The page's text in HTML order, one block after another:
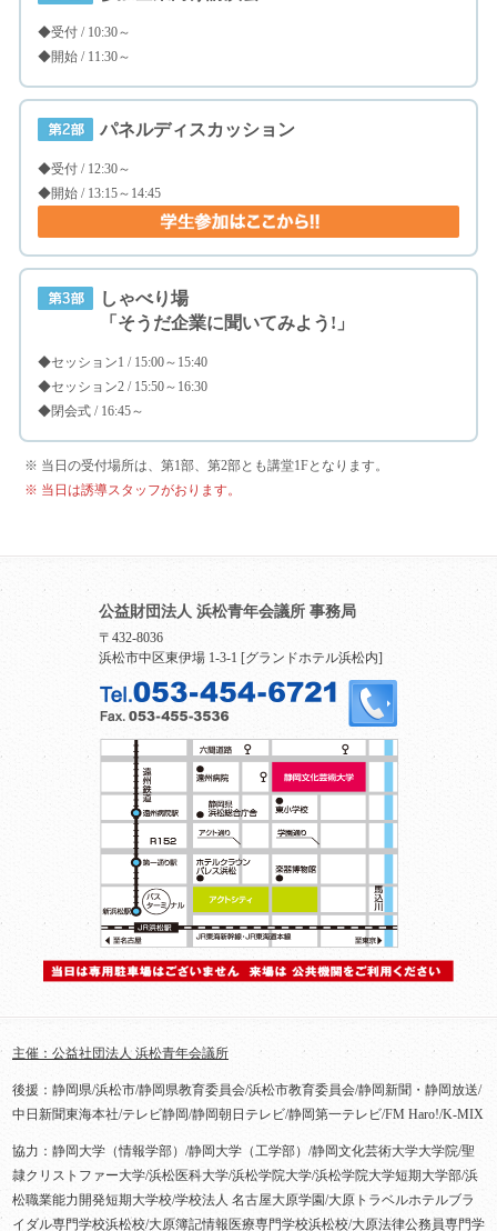
◆受付 / 10:30～
◆開始 / 11:30～
パネルディスカッション
◆受付 / 12:30～
◆開始 / 13:15～14:45
しゃべり場
「そうだ企業に聞いてみよう!」
◆セッション1 / 15:00～15:40
◆セッション2 / 15:50～16:30
◆閉会式 / 16:45～
※ 当日の受付場所は、第1部、第2部とも講堂1Fとなります。
※ 当日は誘導スタッフがおります。
公益財団法人 浜松青年会議所 事務局
〒432-8036
浜松市中区東伊場 1-3-1 [グランドホテル浜松内]
主催：公益社団法人 浜松青年会議所
後援：静岡県/浜松市/静岡県教育委員会/浜松市教育委員会/静岡新聞・静岡放送/
中日新聞東海本社/テレビ静岡/静岡朝日テレビ/静岡第一テレビ/FM Haro!/K-MIX
協力：静岡大学（情報学部）/静岡大学（工学部）/静岡文化芸術大学大学院/聖
隷クリストファー大学/浜松医科大学/浜松学院大学/浜松学院大学短期大学部/浜
松職業能力開発短期大学校/学校法人 名古屋大原学園/大原トラベルホテルブラ
イダル専門学校浜松校/大原簿記情報医療専門学校浜松校/大原法律公務員専門学